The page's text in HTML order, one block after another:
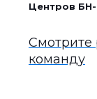
Центров
Смотрите
команду